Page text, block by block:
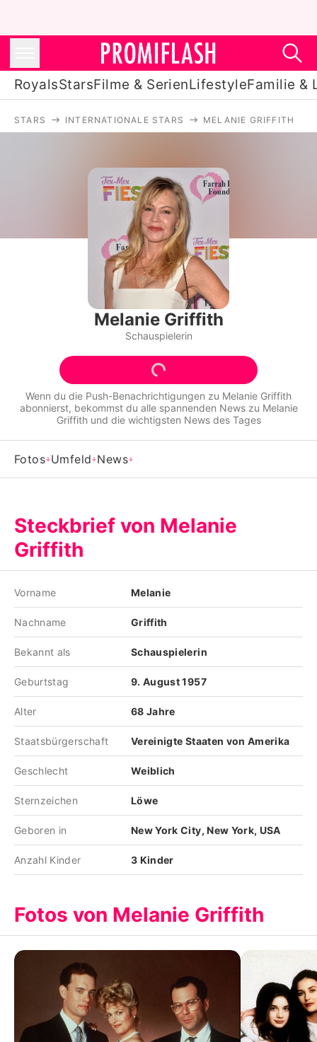
RoyalsStarsFilme & SerienLifestyleFamilie &
Filme & Serien
Lifestyle
Familie & Liebe
Promiflash Exklusiv
Alle Themen auf Promiflash
Jobs
App runterladen
Team
Impressum
Nutzungsbedingungen
Utiq verwalten
STARS INTERNATIONALE STARS MELANIE GRIFFITH
Melanie Griffith
Schauspielerin
Wenn du die Push-Benachrichtigungen zu Melanie Griffith
abonnierst, bekommst du alle spannenden News zu Melanie
Griffithund die wichtigsten News des Tages
Fotos Umfeld News
Steckbrief von Melanie
Griffith
Vorname Melanie
Nachname Griffith
Bekannt als Schauspielerin
Geburtstag 9. August 1957
Alter 68 Jahre
Staatsbürgerschaft Vereinigte Staaten von Amerika
Geschlecht Weiblich
Sternzeichen Löwe
Geboren in New York City, New York, USA
Anzahl Kinder 3 Kinder
Fotos von Melanie Griffith